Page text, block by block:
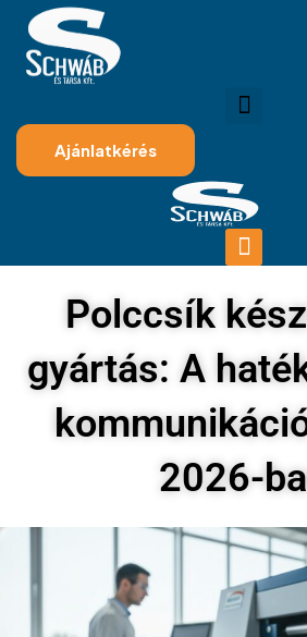
Ajánlatkérés
Polccsík
gyártás: A
2026-